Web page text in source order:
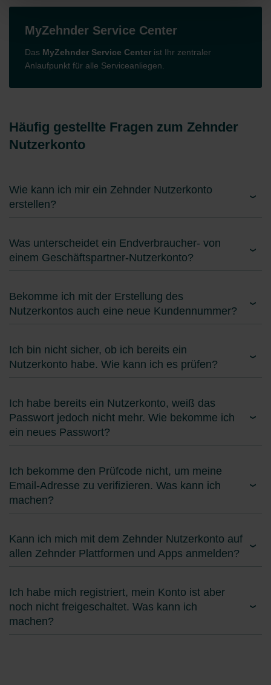
Diese Seite verwendet unterschiedliche Cookie-Typen.
unseren Seiten erscheinen.
Sie können Ihre Einwilligung jederzeit von der Cookie-
Erklärung auf unserer Website ändern oder widerrufen.
MyZehnder Service Center
Das MyZehnder Service Center ist Ihr zentraler
Anlaufpunkt für alle Serviceanliegen.
Häufig gestellte Fragen zum Zehnder
Nutzerkonto
Wie kann ich mir ein Zehnder Nutzerkonto
erstellen?
Was unterscheidet ein Endverbraucher- von
einem Geschäftspartner-Nutzerkonto?
Bekomme ich mit der Erstellung des
Nutzerkontos auch eine neue Kundennummer?
Ich bin nicht sicher, ob ich bereits ein
Nutzerkonto habe. Wie kann ich es prüfen?
Ich habe bereits ein Nutzerkonto, weiß das
Passwort jedoch nicht mehr. Wie bekomme ich
ein neues Passwort?
Ich bekomme den Prüfcode nicht, um meine
Email-Adresse zu verifizieren. Was kann ich
machen?
Kann ich mich mit dem Zehnder Nutzerkonto auf
allen Zehnder Plattformen und Apps anmelden?
Ich habe mich registriert, mein Konto ist aber
noch nicht freigeschaltet. Was kann ich
machen?